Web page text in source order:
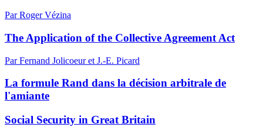
Par Roger Vézina
The Application of the Collective Agreement Act
Par Fernand Jolicoeur et J.-E. Picard
La formule Rand dans la décision arbitrale de
l'amiante
Social Security in Great Britain